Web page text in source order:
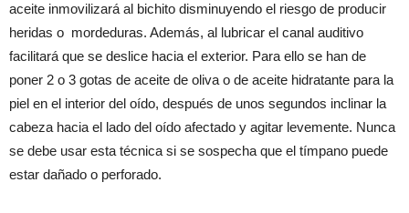
aceite inmovilizará al bichito disminuyendo el riesgo de producir
heridas o mordeduras. Además, al lubricar el canal auditivo
facilitará que se deslice hacia el exterior. Para ello se han de
poner 2 o 3 gotas de aceite de oliva o de aceite hidratante para la
piel en el interior del oído, después de unos segundos inclinar la
cabeza hacia el lado del oído afectado y agitar levemente. Nunca
se debe usar esta técnica si se sospecha que el tímpano puede
estar dañado o perforado.